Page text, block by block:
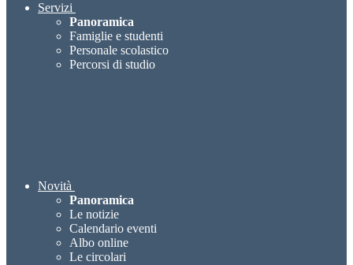
Servizi
Panoramica
Famiglie e studenti
Personale scolastico
Percorsi di studio
Novità
Panoramica
Le notizie
Calendario eventi
Albo online
Le circolari